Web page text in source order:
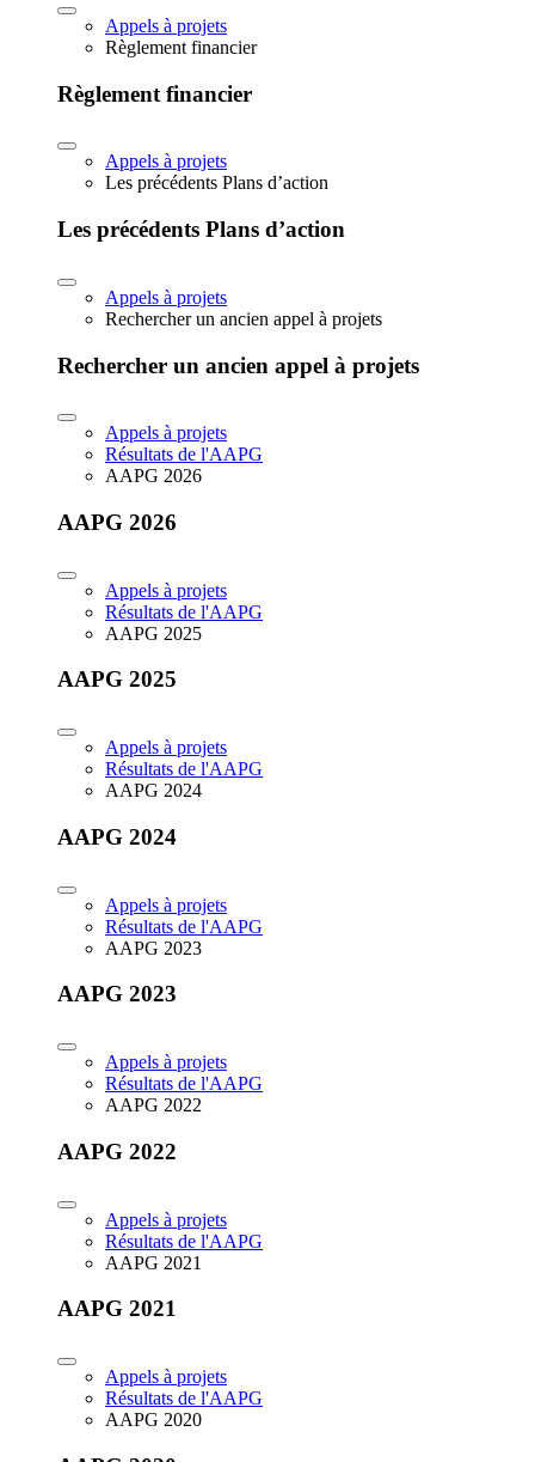
Appels à projets
Règlement financier
Règlement financier
Appels à projets
Les précédents Plans d’action
Les précédents Plans d’action
Appels à projets
Rechercher un ancien appel à projets
Rechercher un ancien appel à projets
Appels à projets
Résultats de l'AAPG
AAPG 2026
AAPG 2026
Appels à projets
Résultats de l'AAPG
AAPG 2025
AAPG 2025
Appels à projets
Résultats de l'AAPG
AAPG 2024
AAPG 2024
Appels à projets
Résultats de l'AAPG
AAPG 2023
AAPG 2023
Appels à projets
Résultats de l'AAPG
AAPG 2022
AAPG 2022
Appels à projets
Résultats de l'AAPG
AAPG 2021
AAPG 2021
Appels à projets
Résultats de l'AAPG
AAPG 2020